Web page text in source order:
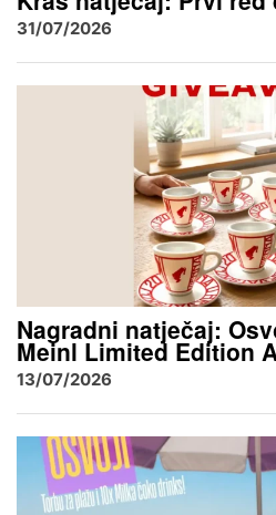
31/07/2026
Nagradni natječaj:
Meinl Limited Edition
13/07/2026